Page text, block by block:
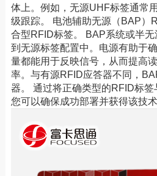
体上。例如，无源UHF标签通常
级跟踪。 电池辅助无源（BAP）
合型RFID标签。 BAP系统或半
到无源标签配置中。电源有助于
量都能用于反映信号，从而提高
率。与有源RFID应答器不同，
器。 通过将正确类型的RFID标签
您可以确保成功部署并获得该技术